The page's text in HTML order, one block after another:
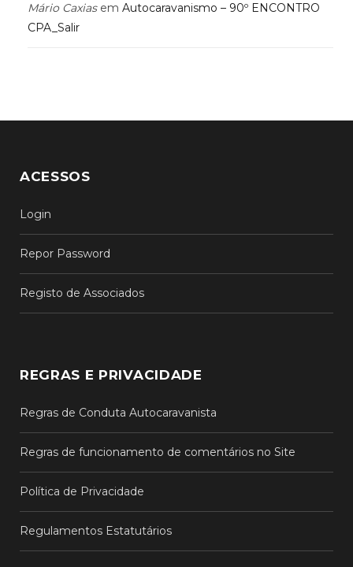
Mário Caxiasem Autocaravanismo – 90º ENCONTRO
CPA_Salir
ACESSOS
Login
Repor Password
Registo de Associados
REGRAS E PRIVACIDADE
Regras de Conduta Autocaravanista
Regras de funcionamento de comentários no Site
Política de Privacidade
Regulamentos Estatutários